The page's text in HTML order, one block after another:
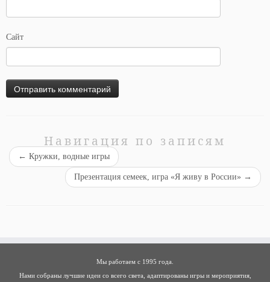
Сайт
Навигация по записям
← Кружки, водные игры
Презентация семеек, игра «Я живу в России» →
Мы работаем с 1995 года.
Нами собраны лучшие идеи со всего света, адаптированы игры и мероприятия,